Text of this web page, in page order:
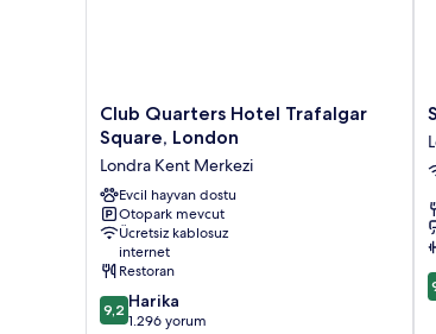
Club
Quarters
Hotel
Trafalgar
Square,
London
Londra
Kent
Merkezi
Club Quarters Hotel Trafalgar
Square, London
Londra Kent Merkezi
Evcil hayvan dostu
Otopark mevcut
Ücretsiz kablosuz
internet
Restoran
10
üzerinden
9,2 Harika
1.296 yorum